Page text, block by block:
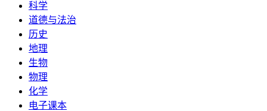
科学
道德与法治
历史
地理
生物
物理
化学
电子课本